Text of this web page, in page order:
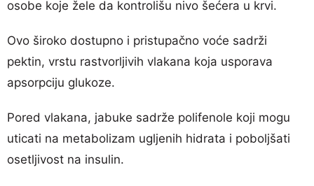
osobe koje žele da kontrolišu nivo šećera u krvi.
Ovo široko dostupno i pristupačno voće sadrži
pektin, vrstu rastvorljivih vlakana koja usporava
apsorpciju glukoze.
Pored vlakana, jabuke sadrže polifenole koji mogu
uticati na metabolizam ugljenih hidrata i poboljšati
osetljivost na insulin.